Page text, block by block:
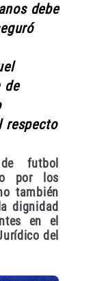
debe
de
respecto
futbol
por los
también
dignidad
en el
del